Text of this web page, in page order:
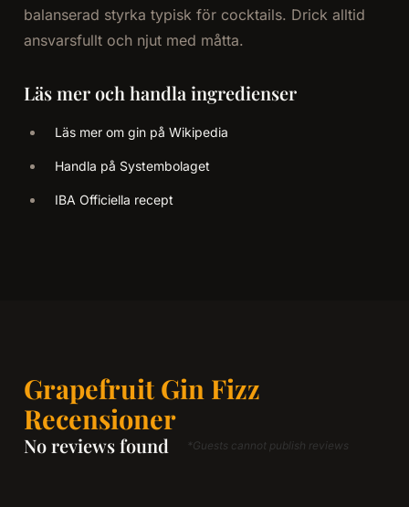
balanserad styrka typisk för cocktails. Drick alltid
ansvarsfullt och njut med måtta.
Läs mer och handla ingredienser
Läs mer om gin på Wikipedia
Handla på Systembolaget
IBA Officiella recept
Grapefruit Gin Fizz
Recensioner
No reviews found *Guests cannot publish reviews